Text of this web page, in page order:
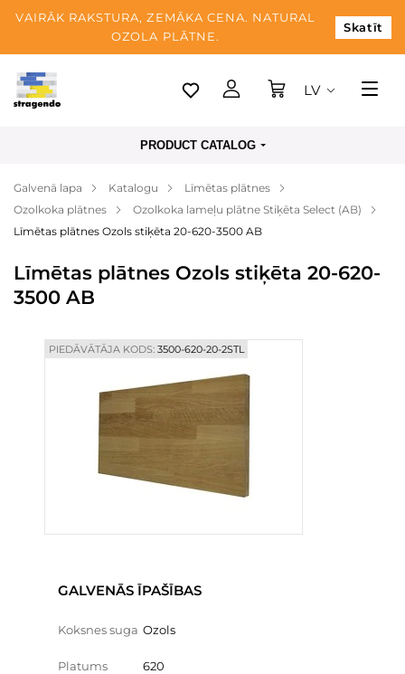
VAIRĀK RAKSTURA, ZEMĀKA CENA. NATURAL
OZOLA PLĀTNE.
Skatīt
Tallina
Apmaksa
Par mums
Blogs
Kontaktinformācija
LV
PRODUCT CATALOG
Galvenā lapa Katalogu
Līmētas plātnes
Ozolkoka plātnes
Ozolkoka lameļu plātne Stiķēta Select (AB)
Līmētas plātnes Ozols stiķēta 20-620-3500 AB
Līmētas plātnes Ozols stiķēta 20-620-
3500 AB
PIEDĀVĀTĀJA KODS:3500-620-20-2STL
GALVENĀS ĪPAŠĪBAS
Koksnes suga Ozols
Platums 620